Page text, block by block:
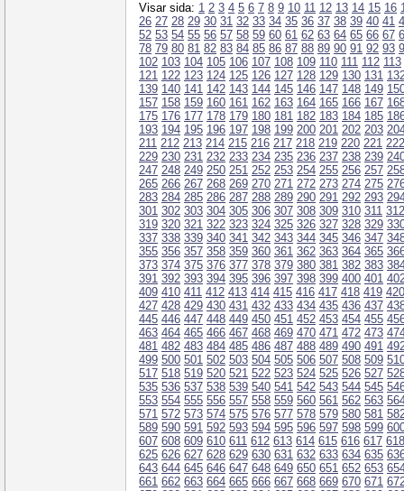
Visar sida: 1 2 3 4 5 6 7 8 9 10 11 12 13 14 15 16
26 27 28 29 30 31 32 33 34 35 36 37 38 39 40 41
52 53 54 55 56 57 58 59 60 61 62 63 64 65 66 67
78 79 80 81 82 83 84 85 86 87 88 89 90 91 92 93
102 103 104 105 106 107 108 109 110 111 112 113
121 122 123 124 125 126 127 128 129 130 131
139 140 141 142 143 144 145 146 147 148 149
157 158 159 160 161 162 163 164 165 166 167
175 176 177 178 179 180 181 182 183 184 185
193 194 195 196 197 198 199 200 201 202 203
211 212 213 214 215 216 217 218 219 220 221 222
229 230 231 232 233 234 235 236 237 238 239
247 248 249 250 251 252 253 254 255 256 257
265 266 267 268 269 270 271 272 273 274 275
283 284 285 286 287 288 289 290 291 292 293
301 302 303 304 305 306 307 308 309 310 311 312
319 320 321 322 323 324 325 326 327 328 329
337 338 339 340 341 342 343 344 345 346 347
355 356 357 358 359 360 361 362 363 364 365
373 374 375 376 377 378 379 380 381 382 383
391 392 393 394 395 396 397 398 399 400 401
409 410 411 412 413 414 415 416 417 418 419 420
427 428 429 430 431 432 433 434 435 436 437
445 446 447 448 449 450 451 452 453 454 455
463 464 465 466 467 468 469 470 471 472 473
481 482 483 484 485 486 487 488 489 490 491
499 500 501 502 503 504 505 506 507 508 509
517 518 519 520 521 522 523 524 525 526 527
535 536 537 538 539 540 541 542 543 544 545
553 554 555 556 557 558 559 560 561 562 563
571 572 573 574 575 576 577 578 579 580 581
589 590 591 592 593 594 595 596 597 598 599
607 608 609 610 611 612 613 614 615 616 617 618
625 626 627 628 629 630 631 632 633 634 635
643 644 645 646 647 648 649 650 651 652 653
661 662 663 664 665 666 667 668 669 670 671